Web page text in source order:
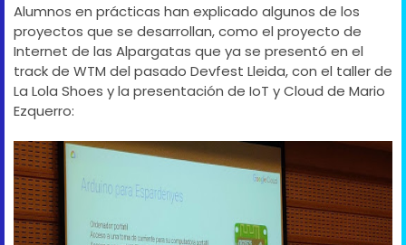
Alumnos en prácticas han explicado algunos de los
proyectos que se desarrollan, como el proyecto de
Internet de las Alpargatas que ya se presentó en el
track de WTM del pasado Devfest Lleida, con el taller de
La Lola Shoes y la presentación de IoT y Cloud de Mario
Ezquerro: